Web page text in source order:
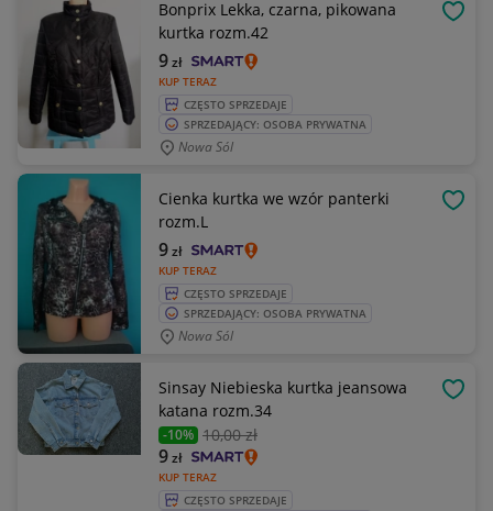
Bonprix Lekka, czarna, pikowana
kurtka rozm.42
KUP TERAZ
9zł
CZĘSTO SPRZEDAJE
SPRZEDAJĄCY: OSOBA PRYWATNA
Nowa Sól
Cienka kurtka we wzór panterki
rozm.L
KUP TERAZ
9zł
CZĘSTO SPRZEDAJE
SPRZEDAJĄCY: OSOBA PRYWATNA
Nowa Sól
Sinsay Niebieska kurtka jeansowa
katana rozm.34
-10% 10,00 zł
KUP TERAZ
9zł
CZĘSTO SPRZEDAJE